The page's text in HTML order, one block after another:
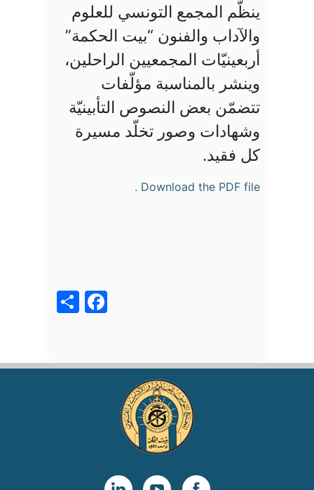
ينظّم المجمع التونسي للعلوم
والآداب والفنون “بيت الحكمة”
أربعينيّات المجمعيين الراحلين،
وينشر بالمناسبة مؤلّفات
تتضمّن بعض النصوص التأبينيّة
وشهادات وصور تخلّد مسيرة
كل فقيد.
Download the PDF file .